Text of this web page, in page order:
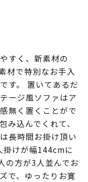
すく、新素材の
材で特別なお手入
す。 置いてあるだ
ージ風ソファはア
無く置くことがで
み込んでくれて、
長時間お掛け頂い
掛けが幅144cmに
の方が3人並んでお
で、ゆったりお寛